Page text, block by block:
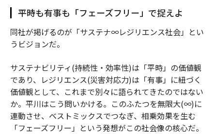
平時も有事も「フェーズフリー」で捉えよ
同社が掲げるのが「サステナ∞レジリエンス社会」とい
うビジョンだ。
サステナビリティ(持続性・効率性)は「平時」の価値観
であり、レジリエンス(災害対応力)は「有事」に紐づく
価値観として、これまで別々に語られてきたのではない
か。平川はこう問いかける。このふたつを無限大(∞)に
連動させ、ベストミックスでつなぎ、相乗効果を生む
「フェーズフリー」という発想がこの社会像の核心だ。